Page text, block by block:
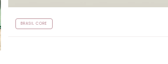
BRASIL CORE